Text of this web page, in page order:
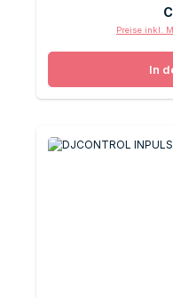
Preise inkl.
In